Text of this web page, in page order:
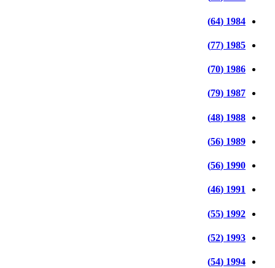
1984 (64)
1985 (77)
1986 (70)
1987 (79)
1988 (48)
1989 (56)
1990 (56)
1991 (46)
1992 (55)
1993 (52)
1994 (54)